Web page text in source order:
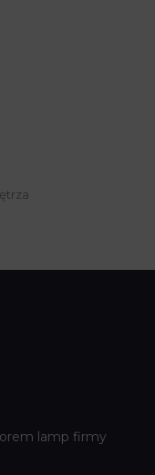
lamp firmy